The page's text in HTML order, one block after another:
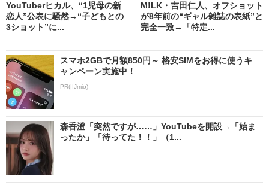
YouTuberヒカル、“1児母の新
恋人”公表に騒然→“子どもとの
3ショット”に...
M!LK・吉田仁人、オフショット
が8年前の“ギャル雑誌の表紙”と
完全一致→「特定...
スマホ2GBで月額850円～ 格安SIMをお得に使うキ
ャンペーン実施中！
PR(IIJmio)
森香澄「突然ですが……」YouTubeを開設→「始ま
ったか」「待ってた！！」（1...